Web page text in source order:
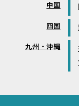
中国
四国
九州・沖縄